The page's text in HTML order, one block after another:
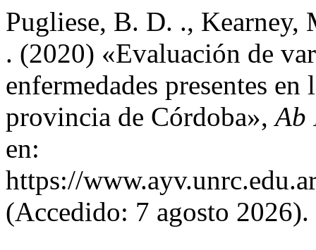
Pugliese, B. D. .,
. (2020) «Evaluación de
enfermedades presentes
provincia de Córdoba»,Ab
en:
https://
(Accedido: 7 agosto 2026).